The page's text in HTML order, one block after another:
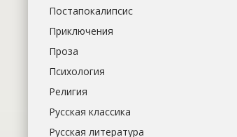
Постапокалипсис
Приключения
Проза
Психология
Религия
Русская классика
Русская литература